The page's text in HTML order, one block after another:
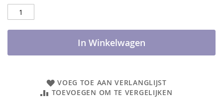
In Winkelwagen
VOEG TOE AAN VERLANGLIJST
TOEVOEGEN OM TE VERGELIJKEN